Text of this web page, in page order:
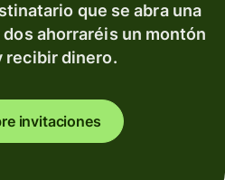
que se abra una
ahorraréis un montón
recibir dinero.
invitaciones